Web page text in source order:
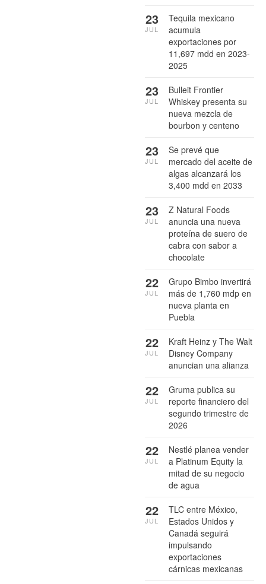
Tequila mexicano
acumula
exportaciones por
11,697 mdd en 2023-
2025
23
JUL
Bulleit Frontier
Whiskey presenta su
nueva mezcla de
bourbon y centeno
23
JUL
Se prevé que
mercado del aceite de
algas alcanzará los
3,400 mdd en 2033
23
JUL
Z Natural Foods
anuncia una nueva
proteína de suero de
cabra con sabor a
chocolate
23
JUL
Grupo Bimbo invertirá
más de 1,760 mdp en
nueva planta en
Puebla
22
JUL
Kraft Heinz y The Walt
Disney Company
anuncian una alianza
22
JUL
Gruma publica su
reporte financiero del
segundo trimestre de
2026
22
JUL
Nestlé planea vender
a Platinum Equity la
mitad de su negocio
de agua
22
JUL
TLC entre México,
Estados Unidos y
Canadá seguirá
impulsando
exportaciones
cárnicas mexicanas
22
JUL